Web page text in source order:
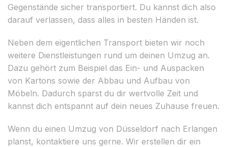
Gegenstände sicher transportiert. Du kannst dich also
darauf verlassen, dass alles in besten Händen ist.
Neben dem eigentlichen Transport bieten wir noch
weitere Dienstleistungen rund um deinen Umzug an.
Dazu gehört zum Beispiel das Ein- und Auspacken
von Kartons sowie der Abbau und Aufbau von
Möbeln. Dadurch sparst du dir wertvolle Zeit und
kannst dich entspannt auf dein neues Zuhause freuen.
Wenn du einen Umzug von Düsseldorf nach Erlangen
planst, kontaktiere uns gerne. Wir erstellen dir ein